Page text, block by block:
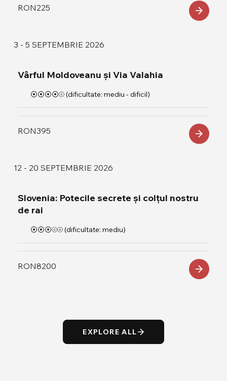
RON225
3 - 5 SEPTEMBRIE 2026
Vârful Moldoveanu și Via Valahia
⦿⦿⦿⦿⦾ (dificultate: mediu - dificil)
RON395
12 - 20 SEPTEMBRIE 2026
Slovenia: Potecile secrete și colțul nostru
de rai
⦿⦿⦿⦾⦾ (dificultate: mediu)
RON8200
EXPLORE ALL